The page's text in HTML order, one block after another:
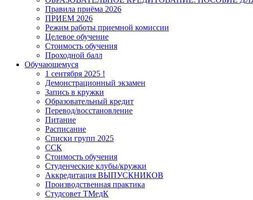
Правила приёма 2026
ПРИЕМ 2026
Режим работы приемной комиссии
Целевое обучение
Стоимость обучения
Проходной балл
Обучающемуся
1 сентября 2025 !
Демонстрационный экзамен
Запись в кружки
Образовательный кредит
Перевод/восстановление
Питание
Расписание
Списки групп 2025
ССК
Стоимость обучения
Студенческие клубы/кружки
Аккредитация ВЫПУСКНИКОВ
Производственная практика
Студсовет ТМедК